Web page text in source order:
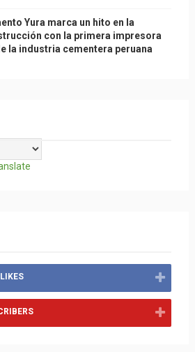
Yura marca un hito en la
con la primera impresora
la industria cementera peruana
LIKES